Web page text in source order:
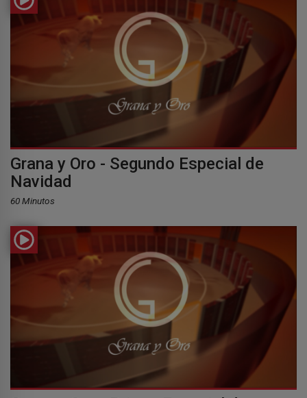
Grana y Oro - Segundo Especial de
Navidad
60 Minutos